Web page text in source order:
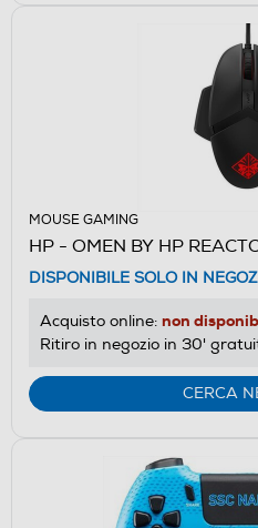
MOUSE GAMING
HP - OMEN BY HP
DISPONIBILE SOLO IN
Acquisto online: non
Ritiro in negozio in 30'
CERCA